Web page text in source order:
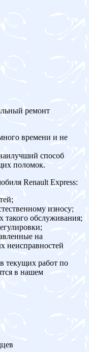
ремонт
времени и не
способ
поломок.
Renault Express:
износу;
такого обслуживания;
на
неисправностей
текущих работ по
в нашем